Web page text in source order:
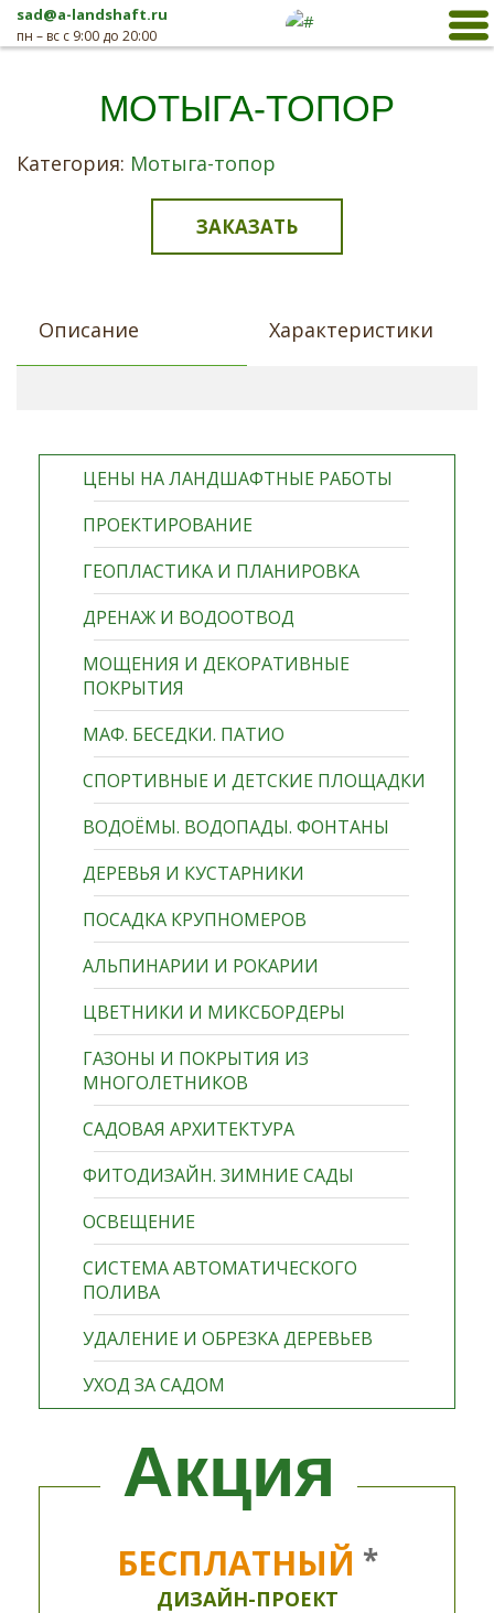
sad@a-landshaft.ru
пн – вс с 9:00 до 20:00
ЦЕНЫ НА ЛАНДШАФТНЫЕ РАБОТЫ
ПРОЕКТИРОВАНИЕ
ГЕОПЛАСТИКА И ПЛАНИРОВКА
ДРЕНАЖ И ВОДООТВОД
МОЩЕНИЯ И ДЕКОРАТИВНЫЕ
ПОКРЫТИЯ
МАФ. БЕСЕДКИ. ПАТИО
СПОРТИВНЫЕ И ДЕТСКИЕ ПЛОЩАДКИ
ВОДОЁМЫ. ВОДОПАДЫ. ФОНТАНЫ
ДЕРЕВЬЯ И КУСТАРНИКИ
ПОСАДКА КРУПНОМЕРОВ
АЛЬПИНАРИИ И РОКАРИИ
ЦВЕТНИКИ И МИКСБОРДЕРЫ
ГАЗОНЫ И ПОКРЫТИЯ ИЗ
МНОГОЛЕТНИКОВ
САДОВАЯ АРХИТЕКТУРА
ФИТОДИЗАЙН. ЗИМНИЕ САДЫ
ОСВЕЩЕНИЕ
СИСТЕМА АВТОМАТИЧЕСКОГО
ПОЛИВА
УДАЛЕНИЕ И ОБРЕЗКА ДЕРЕВЬЕВ
УХОД ЗА САДОМ
Акция
БЕСПЛАТНЫЙ *
ДИЗАЙН-ПРОЕКТ
МОТЫГА-ТОПОР
Категория: Мотыга-топор
ЗАКАЗАТЬ
Описание Характеристики